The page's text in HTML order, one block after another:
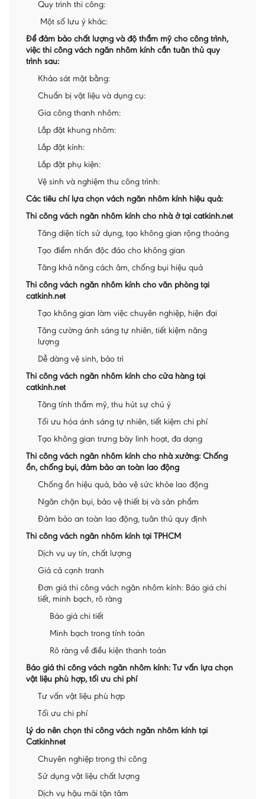
Quy trình thi công:
Một số lưu ý khác:
Để đảm bảo chất lượng và độ thẩm mỹ cho công trình,
việc thi công vách ngăn nhôm kính cần tuân thủ quy
trình sau:
Khảo sát mặt bằng:
Chuẩn bị vật liệu và dụng cụ:
Gia công thanh nhôm:
Lắp đặt khung nhôm:
Lắp đặt kính:
Lắp đặt phụ kiện:
Vệ sinh và nghiệm thu công trình:
Các tiêu chí lựa chọn vách ngăn nhôm kính hiệu quả:
Thi công vách ngăn nhôm kính cho nhà ở tại catkinh.net
Tăng diện tích sử dụng, tạo không gian rộng thoáng
Tạo điểm nhấn độc đáo cho không gian
Tăng khả năng cách âm, chống bụi hiệu quả
Thi công vách ngăn nhôm kính cho văn phòng tại
catkinh.net
Tạo không gian làm việc chuyên nghiệp, hiện đại
Tăng cường ánh sáng tự nhiên, tiết kiệm năng
lượng
Dễ dàng vệ sinh, bảo trì
Thi công vách ngăn nhôm kính cho cửa hàng tại
catkinh.net
Tăng tính thẩm mỹ, thu hút sự chú ý
Tối ưu hóa ánh sáng tự nhiên, tiết kiệm chi phí
Tạo không gian trưng bày linh hoạt, đa dạng
Thi công vách ngăn nhôm kính cho nhà xưởng: Chống
ồn, chống bụi, đảm bảo an toàn lao động
Chống ồn hiệu quả, bảo vệ sức khỏe lao động
Ngăn chặn bụi, bảo vệ thiết bị và sản phẩm
Đảm bảo an toàn lao động, tuân thủ quy định
Thi công vách ngăn nhôm kính tại TPHCM
Dịch vụ uy tín, chất lượng
Giá cả cạnh tranh
Đơn giá thi công vách ngăn nhôm kính: Báo giá chi
tiết, minh bạch, rõ ràng
Báo giá chi tiết
Minh bạch trong tính toán
Rõ ràng về điều kiện thanh toán
Báo giá thi công vách ngăn nhôm kính: Tư vấn lựa chọn
vật liệu phù hợp, tối ưu chi phí
Tư vấn vật liệu phù hợp
Tối ưu chi phí
Lý do nên chọn thi công vách ngăn nhôm kính tại
Catkinhnet
Chuyên nghiệp trong thi công
Sử dụng vật liệu chất lượng
Dịch vụ hậu mãi tận tâm